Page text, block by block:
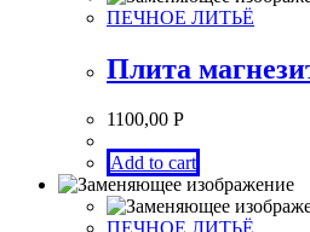
ПЕЧНОЕ ЛИТЬЁ
Плита
1100,00 Р
Add to cart